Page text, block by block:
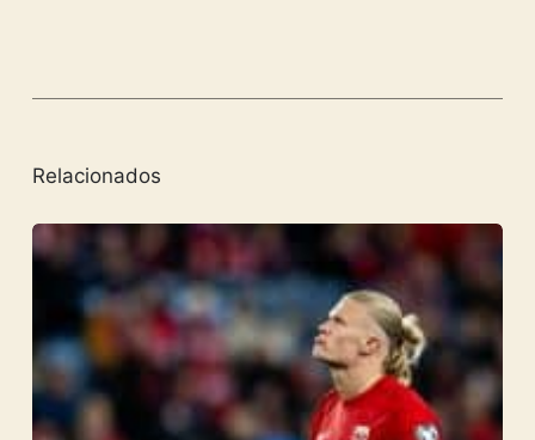
Relacionados